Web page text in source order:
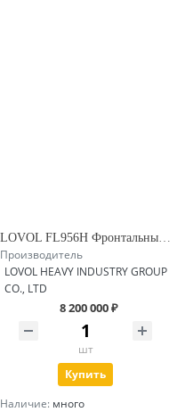
Производитель
LOVOL HEAVY INDUSTRY GROUP
CO., LTD
8 200 000 ₽
шт
Купить
Наличие: много